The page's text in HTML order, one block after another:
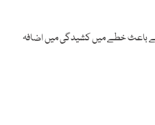
کے باعث خطے میں کشیدگی میں اضافہ